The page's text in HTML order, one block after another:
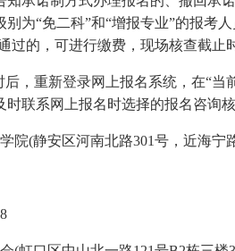
为“免二科”和“增报专业”的报考
的，可进行缴费，现场核查截止时
重新登录网上报名系统，在“当
联系网上报名时选择的报名咨询
(静安区河南北路301号，近海宁